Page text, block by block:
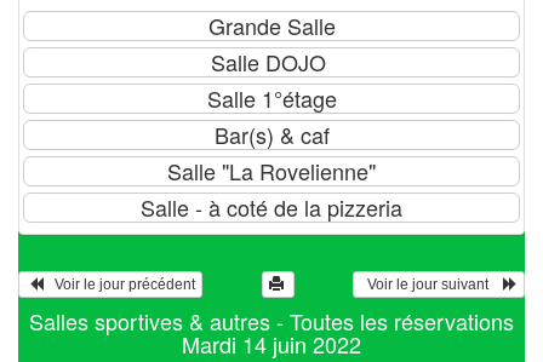
   Voir le jour précédent
  Voir le jour suivant
Salles sportives & autres - Toutes les réservations
Mardi 14 juin 2022